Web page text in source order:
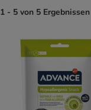
1 - 5 von 5 Ergebnissen